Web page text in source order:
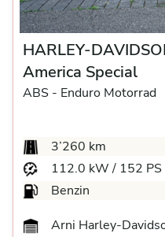
HARLEY-
America Special
ABS - Enduro Motorrad
3’260 km
112.0 kW / 152 PS
Benzin
Arni Harley-